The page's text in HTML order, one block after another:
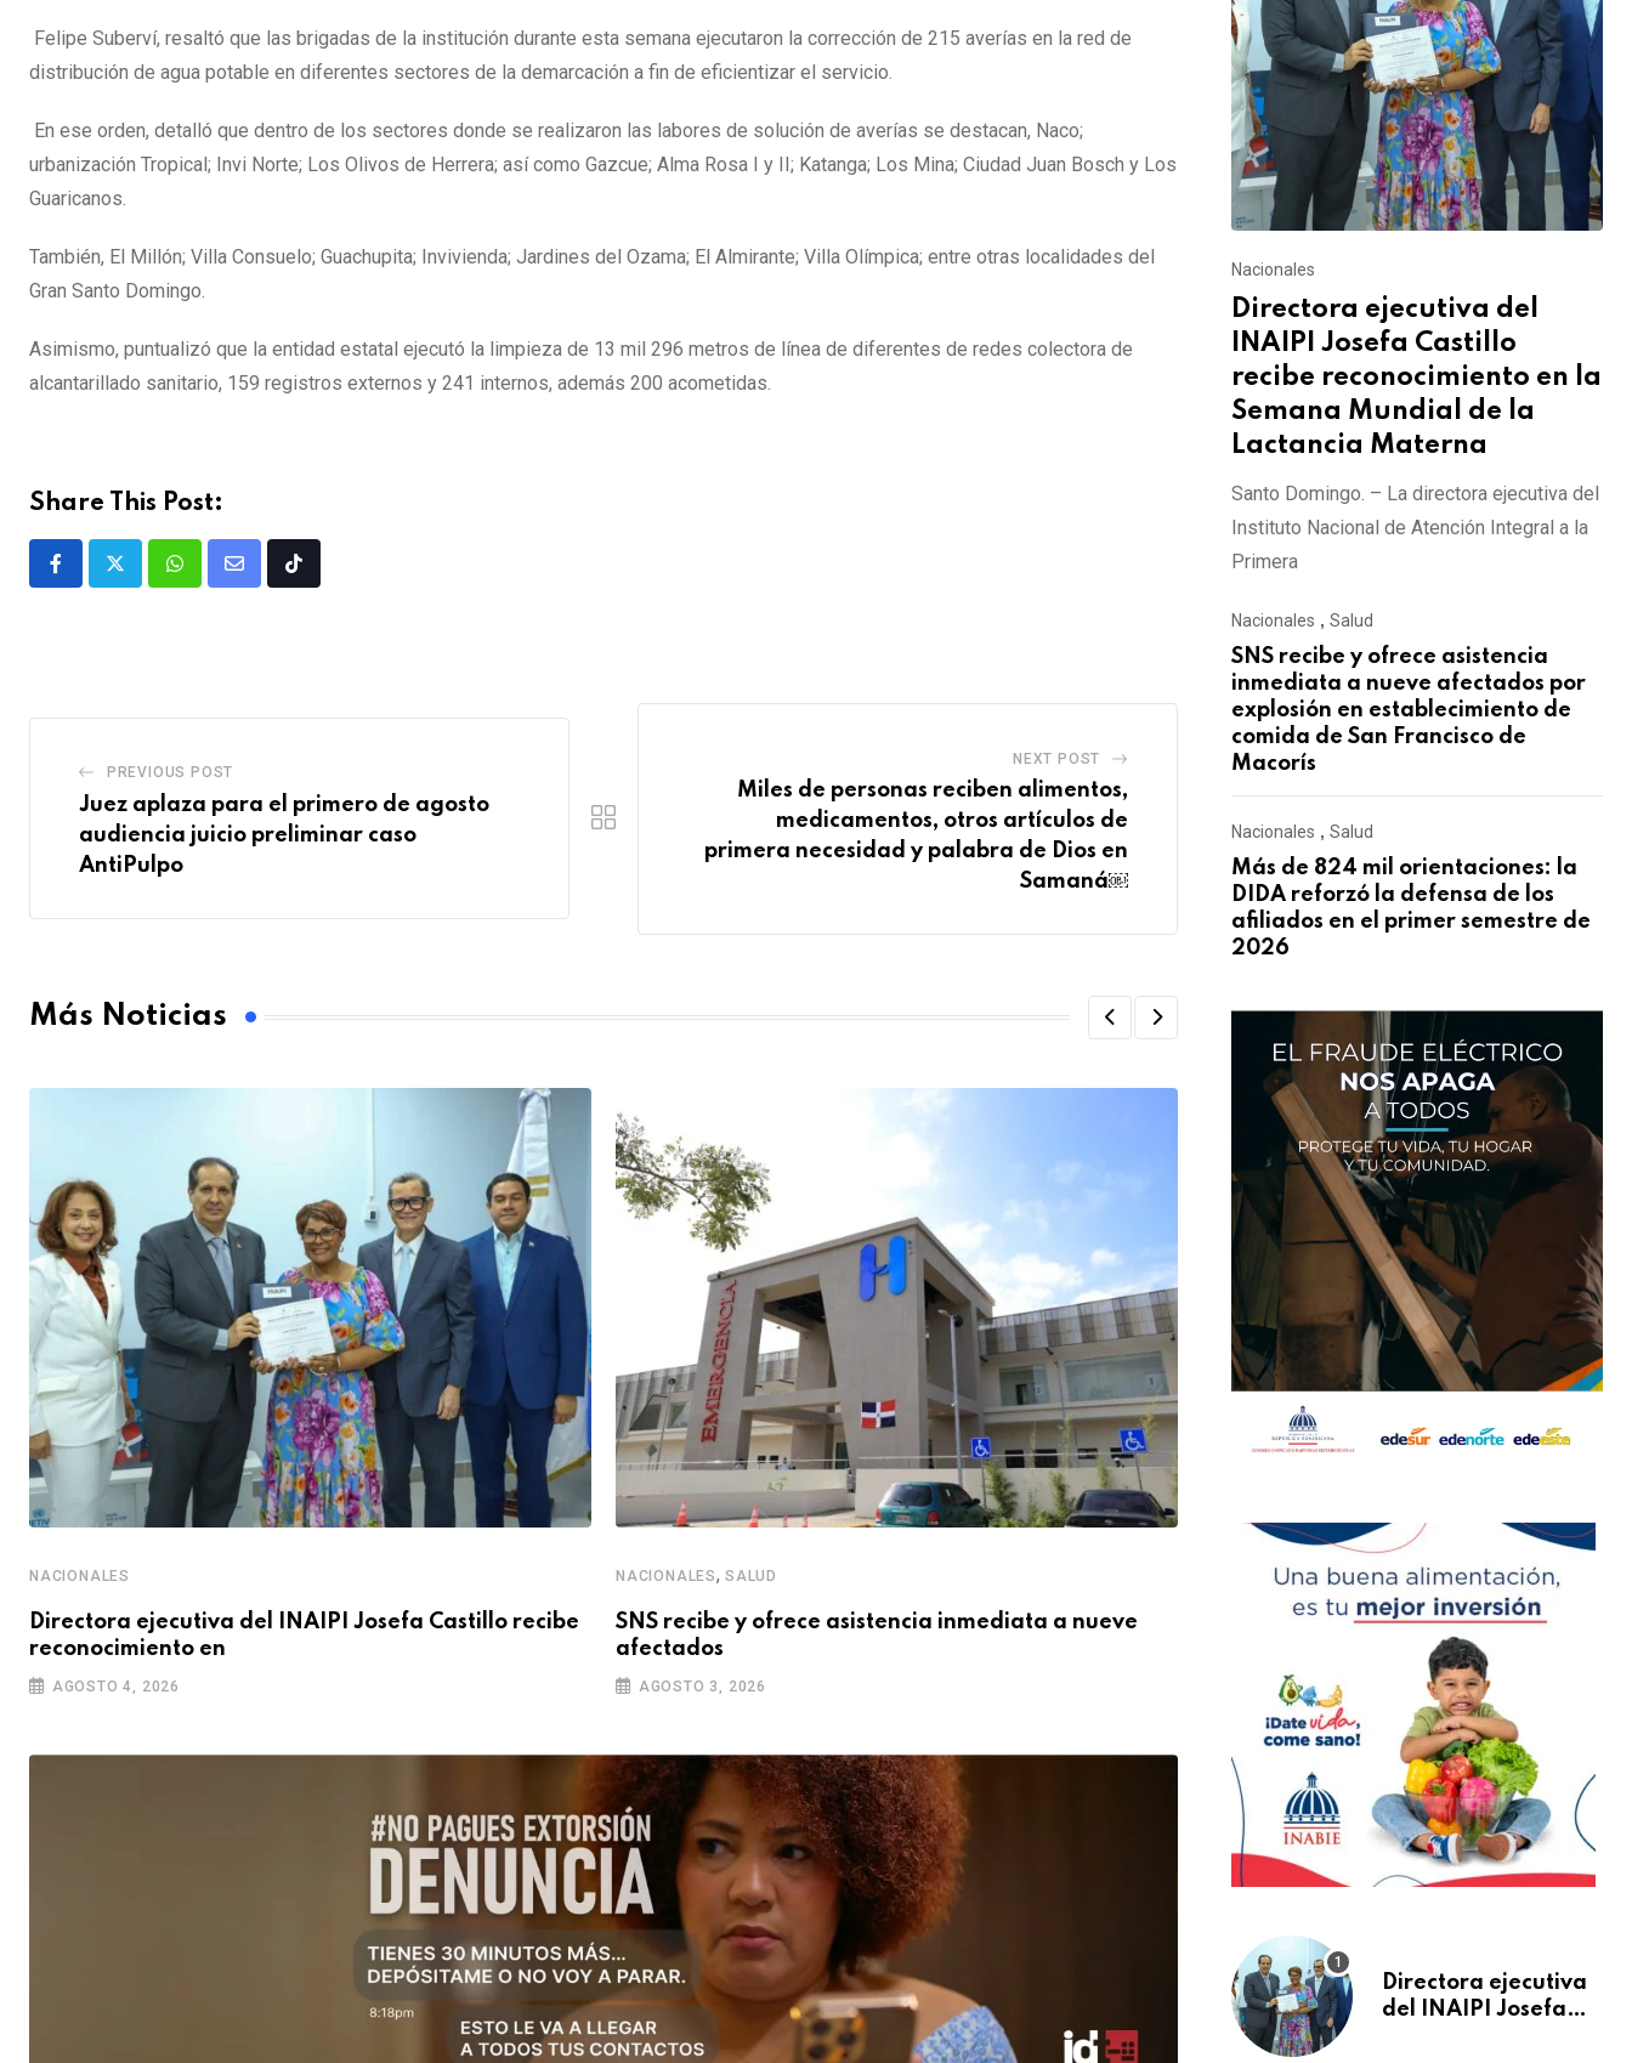
Felipe Suberví, resaltó que las brigadas de la institución durante esta semana ejecutaron la corrección de 215 averías en la red de
distribución de agua potable en diferentes sectores de la demarcación a fin de eficientizar el servicio.
En ese orden, detalló que dentro de los sectores donde se realizaron las labores de solución de averías se destacan, Naco;
urbanización Tropical; Invi Norte; Los Olivos de Herrera; así como Gazcue; Alma Rosa I y II; Katanga; Los Mina; Ciudad Juan Bosch y Los
Guaricanos.
También, El Millón; Villa Consuelo; Guachupita; Invivienda; Jardines del Ozama; El Almirante; Villa Olímpica; entre otras localidades del
Gran Santo Domingo.
Asimismo, puntualizó que la entidad estatal ejecutó la limpieza de 13 mil 296 metros de línea de diferentes de redes colectora de
alcantarillado sanitario, 159 registros externos y 241 internos, además 200 acometidas.
Share This Post:
PREVIOUS POST
Juez aplaza para el primero de agosto
audiencia juicio preliminar caso
AntiPulpo
NEXT POST
Miles de personas reciben alimentos,
medicamentos, otros artículos de
primera necesidad y palabra de Dios en
Samaná￼
Más Noticias
NACIONALES
Directora ejecutiva del INAIPI Josefa Castillo recibe
reconocimiento en
AGOSTO 4, 2026
NACIONALES, SALUD
SNS recibe y ofrece asistencia inmediata a nueve
afectados
AGOSTO 3, 2026
NACIONALES,SALUD
Más de 824 mil orientaciones: la DIDA
Nacionales
Directora ejecutiva del
INAIPI Josefa Castillo
recibe reconocimiento en la
Semana Mundial de la
Lactancia Materna
Santo Domingo. – La directora ejecutiva del
Instituto Nacional de Atención Integral a la
Primera
Nacionales , Salud
SNS recibe y ofrece asistencia
inmediata a nueve afectados por
explosión en establecimiento de
comida de San Francisco de
Macorís
Nacionales , Salud
Más de 824 mil orientaciones: la
DIDA reforzó la defensa de los
afiliados en el primer semestre de
2026
Directora ejecutiva
del INAIPI Josefa